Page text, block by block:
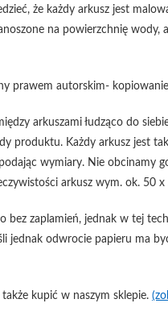
że każdy arkusz jest
na powierzchnię
prawem autorskim-
arkuszami łudząco do
produktu. Każdy arkusz jest
wymiary. Nie obcinamy
arkusz wym. ok. 50 x
bez zaplamień, jednak w tej
jednak odwrocie papieru ma
kupić w naszym sklepie.